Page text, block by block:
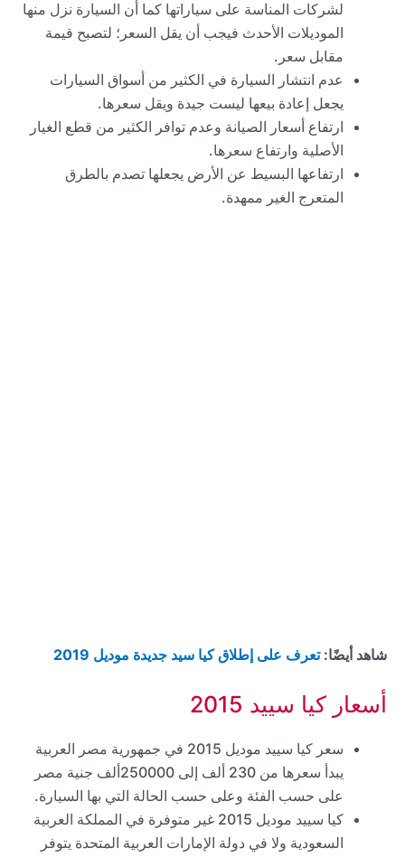
لشركات المناسة على سياراتها كما أن السيارة نزل منها
الموديلات الأحدث فيجب أن يقل السعر؛ لتصبح قيمة
مقابل سعر.
عدم انتشار السيارة في الكثير من أسواق السيارات
يجعل إعادة بيعها ليست جيدة ويقل سعرها.
ارتفاع أسعار الصيانة وعدم توافر الكثير من قطع الغيار
الأصلية وارتفاع سعرها.
ارتفاعها البسيط عن الأرض يجعلها تصدم بالطرق
المتعرج الغير ممهدة.
شاهد أيضًا:تعرف على إطلاق كيا سيد جديدة موديل 2019
أسعار كيا سييد 2015
سعر كيا سييد موديل 2015 في جمهورية مصر العربية
يبدأ سعرها من 230 ألف إلى 250000ألف جنية مصر
على حسب الفئة وعلى حسب الحالة التي بها السيارة.
كيا سييد موديل 2015 غير متوفرة في المملكة العربية
السعودية ولا في دولة الإمارات العربية المتحدة يتوفر